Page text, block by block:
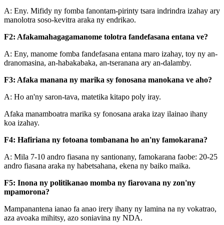
A: Eny. Mifidy ny fomba fanontam-pirinty tsara indrindra izahay ary
manolotra soso-kevitra araka ny endrikao.
F2: Afakamahagagamanome tolotra fandefasana entana ve?
A: Eny, manome fomba fandefasana entana maro izahay, toy ny an-
dranomasina, an-habakabaka, an-tseranana ary an-dalamby.
F3: Afaka manana ny marika sy fonosana manokana ve aho?
A: Ho an'ny saron-tava, matetika kitapo poly iray.
Afaka manamboatra marika sy fonosana araka izay ilainao ihany
koa izahay.
F4: Hafiriana ny fotoana tombanana ho an'ny famokarana?
A: Mila 7-10 andro fiasana ny santionany, famokarana faobe: 20-25
andro fiasana araka ny habetsahana, ekena ny baiko maika.
F5: Inona ny politikanao momba ny fiarovana ny zon'ny
mpamorona?
Mampanantena ianao fa anao irery ihany ny lamina na ny vokatrao,
aza avoaka mihitsy, azo soniavina ny NDA.